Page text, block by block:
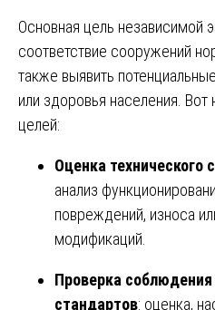
Основная цель независимой
соответствие сооружений
также выявить
или здоровья населения.
целей:
Оценка технического
анализ
повреждений, износа
модификаций.
Проверка соблюдения
стандартов: оценка,